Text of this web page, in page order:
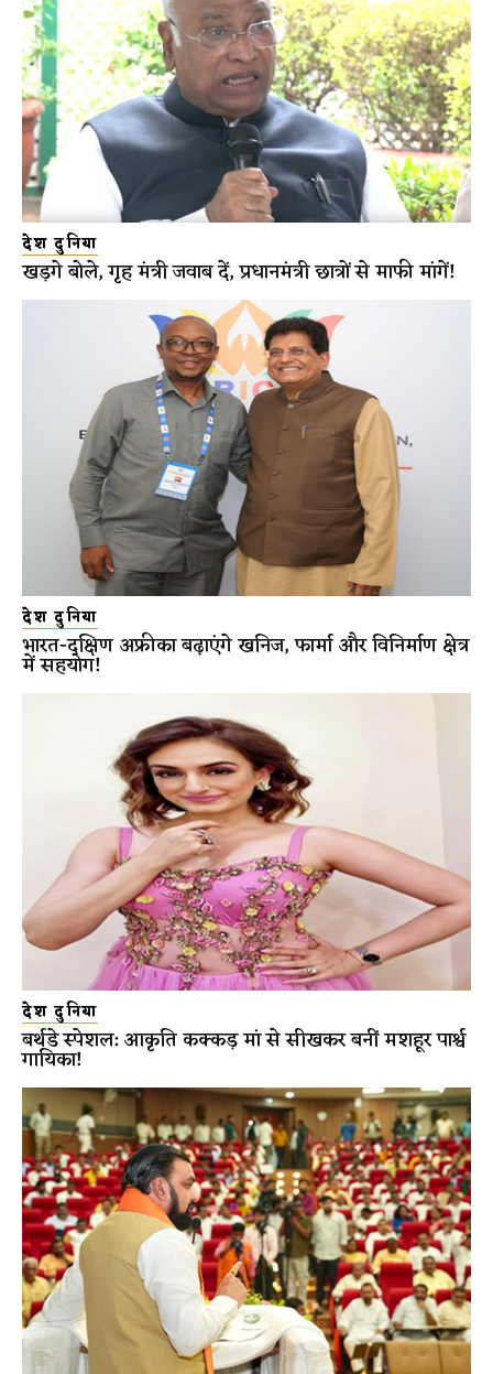
देश दुनिया
खड़गे बोले, गृह मंत्री जवाब दें, प्रधानमंत्री छात्रों से माफी मांगें!
देश दुनिया
भारत-दक्षिण अफ्रीका बढ़ाएंगे खनिज, फार्मा और विनिर्माण क्षेत्र
में सहयोग!
देश दुनिया
बर्थडे स्पेशल: आकृति कक्कड़ मां से सीखकर बनीं मशहूर पार्श्व
गायिका!